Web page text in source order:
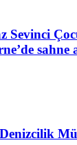
Sevinci
sahne